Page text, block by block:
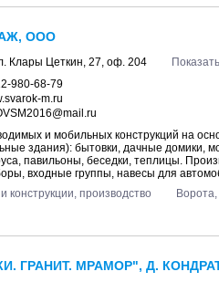
ООО
Клары Цеткин, 27, оф. 204
980-68-79
m.ru
и мобильных конструкций на
здания): бытовки, дачные домики,
павильоны, беседки, теплицы.
входные группы, навесы для
производство
ГРАНИТ. МРАМОР", Д.